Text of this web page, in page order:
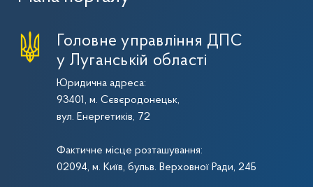
Головне управління ДПС
у Луганській області
Юридична адреса:
93401, м. Сєвєродонецьк,
вул. Енергетиків, 72
Фактичне місце розташування:
02094, м. Київ, бульв. Верховної Ради, 24Б